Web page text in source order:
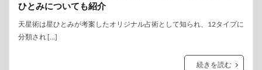
ひとみについても紹介
天星術は星ひとみが考案したオリジナル占術として知られ、12タイプに
分類され […]
続きを読む